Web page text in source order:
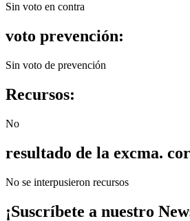
Sin voto en contra
voto prevención:
Sin voto de prevención
Recursos:
No
resultado de la excma.
No se interpusieron recursos
¡Suscríbete a nuestro